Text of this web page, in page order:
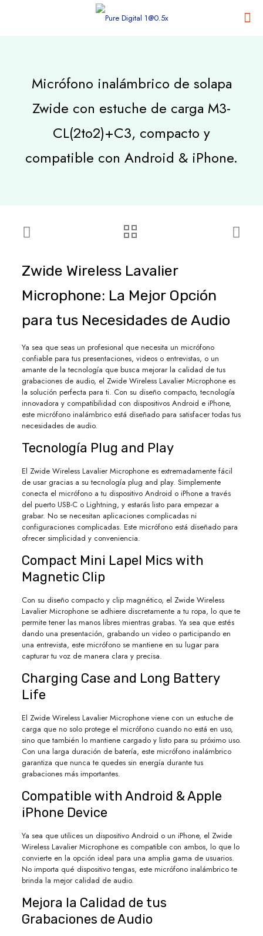
Micrófono inalámbrico de solapa
Zwide con estuche de carga M3-
CL(2to2)+C3, compacto y
compatible con Android & iPhone.
Zwide Wireless Lavalier
Microphone: La Mejor Opción
para tus Necesidades de Audio
Ya sea que seas un profesional que necesita un micrófono
confiable para tus presentaciones, videos o entrevistas, o un
amante de la tecnología que busca mejorar la calidad de tus
grabaciones de audio, el Zwide Wireless Lavalier Microphone es
la solución perfecta para ti. Con su diseño compacto, tecnología
innovadora y compatibilidad con dispositivos Android e iPhone,
este micrófono inalámbrico está diseñado para satisfacer todas tus
necesidades de audio.
Tecnología Plug and Play
El Zwide Wireless Lavalier Microphone es extremadamente fácil
de usar gracias a su tecnología plug and play. Simplemente
conecta el micrófono a tu dispositivo Android o iPhone a través
del puerto USB-C o Lightning, y estarás listo para empezar a
grabar. No se necesitan aplicaciones complicadas ni
configuraciones complicadas. Este micrófono está diseñado para
ofrecer simplicidad y conveniencia.
Compact Mini Lapel Mics with
Magnetic Clip
Con su diseño compacto y clip magnético, el Zwide Wireless
Lavalier Microphone se adhiere discretamente a tu ropa, lo que te
permite tener las manos libres mientras grabas. Ya sea que estés
dando una presentación, grabando un video o participando en
una entrevista, este micrófono se mantiene en su lugar para
capturar tu voz de manera clara y precisa.
Charging Case and Long Battery
Life
El Zwide Wireless Lavalier Microphone viene con un estuche de
carga que no solo protege el micrófono cuando no está en uso,
sino que también lo mantiene cargado y listo para su próximo uso.
Con una larga duración de batería, este micrófono inalámbrico
garantiza que nunca te quedes sin energía durante tus
grabaciones más importantes.
Compatible with Android & Apple
iPhone Device
Ya sea que utilices un dispositivo Android o un iPhone, el Zwide
Wireless Lavalier Microphone es compatible con ambos, lo que lo
convierte en la opción ideal para una amplia gama de usuarios.
No importa qué dispositivo tengas, este micrófono inalámbrico te
brinda la mejor calidad de audio.
Mejora la Calidad de tus
Grabaciones de Audio